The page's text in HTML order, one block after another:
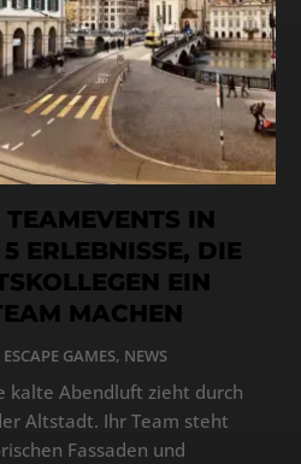
TEAMEVENTS IN
ERLEBNISSE, DIE
EIN
MACHEN
ESCAPE GAMES, NEWS
kalte Abendluft zieht durch
Altstadt. Ihr Team steht
Fassaden und